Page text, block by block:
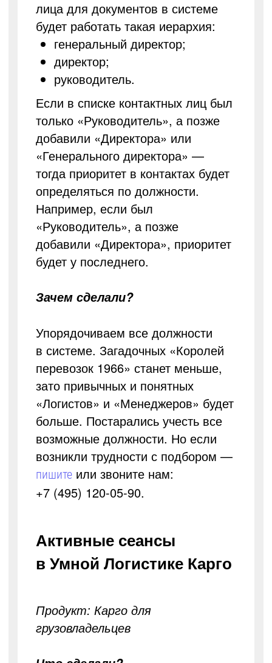
лица для документов в системе
будет работать такая иерархия:
генеральный директор;
директор;
руководитель.
Если в списке контактных лиц был
только «Руководитель», а позже
добавили «Директора» или
«Генерального директора» —
тогда приоритет в контактах будет
определяться по должности.
Например, если был
«Руководитель», а позже
добавили «Директора», приоритет
будет у последнего.
Зачем сделали?
Упорядочиваем все должности
в системе. Загадочных «Королей
перевозок 1966» станет меньше,
зато привычных и понятных
«Логистов» и «Менеджеров» будет
больше. Постарались учесть все
возможные должности. Но если
возникли трудности с подбором —
пишите или звоните нам:
+7 (495) 120-05-90.
Активные сеансы
в Умной Логистике Карго
Продукт: Карго для
грузовладельцев